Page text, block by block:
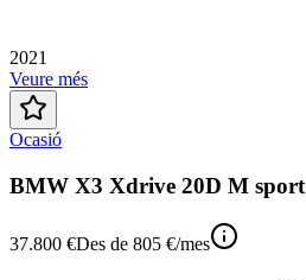
2021
Veure més
Ocasió
BMW X3 Xdrive 20D M sport
37.800 €Des de 805 €/mes